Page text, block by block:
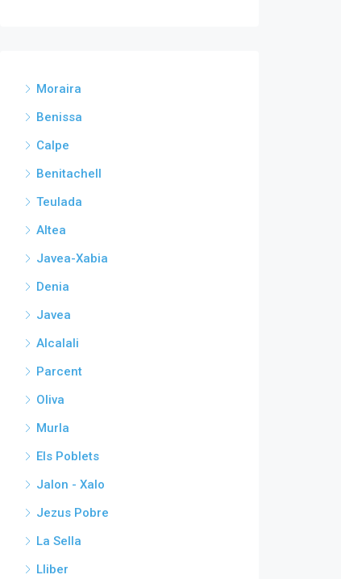
Moraira
Benissa
Calpe
Benitachell
Teulada
Altea
Javea-Xabia
Denia
Javea
Alcalali
Parcent
Oliva
Murla
Els Poblets
Jalon - Xalo
Jezus Pobre
La Sella
Lliber